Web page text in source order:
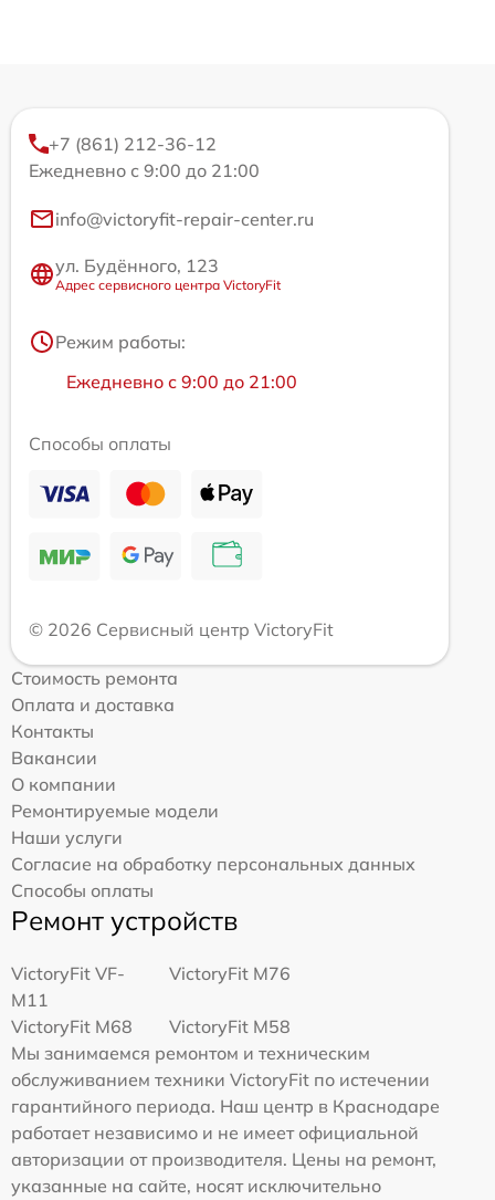
+7 (861) 212-36-12
Ежедневно с 9:00 до 21:00
info@victoryfit-repair-center.ru
ул. Будённого, 123
Адрес сервисного центра VictoryFit
Режим работы:
Ежедневно с 9:00 до 21:00
Способы оплаты
© 2026 Сервисный центр VictoryFit
Стоимость ремонта
Оплата и доставка
Контакты
Вакансии
О компании
Ремонтируемые модели
Наши услуги
Согласие на обработку персональных данных
Способы оплаты
Ремонт устройств
VictoryFit VF-
M11
VictoryFit M76
VictoryFit M68
VictoryFit M58
Мы занимаемся ремонтом и техническим
обслуживанием техники VictoryFit по истечении
гарантийного периода. Наш центр в Краснодаре
работает независимо и не имеет официальной
авторизации от производителя. Цены на ремонт,
указанные на сайте, носят исключительно